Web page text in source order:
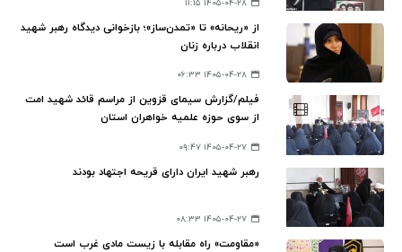
۱۴۰۵-۰۴-۲۸ ۱۱:۱۵
از «ریحانه» تا «تمدن‌ساز»؛ بازخوانی دیدگاه رهبر شهید
انقلاب درباره زنان
۱۴۰۵-۰۴-۲۸ ۰۶:۳۳
فیلم/گزارش سیمای قزوین از مراسم قائد شهید امت
از سوی حوزه علمیه خواهران استان
۱۴۰۵-۰۴-۲۷ ۰۹:۴۷
رهبر شهید ایران دارای قریحه اجتهاد بودند
۱۴۰۵-۰۴-۲۷ ۰۸:۳۳
«مقاومت» راه مقابله با زیست مادی غرب است